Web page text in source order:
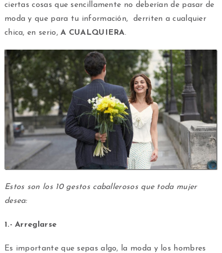
ciertas cosas que sencillamente no deberían de pasar de
moda y que para tu información, derriten a cualquier
chica, en serio,A CUALQUIERA.
Estos son los 10 gestos caballerosos que toda mujer
desea:
1.- Arreglarse
Es importante que sepas algo, la moda y los hombres